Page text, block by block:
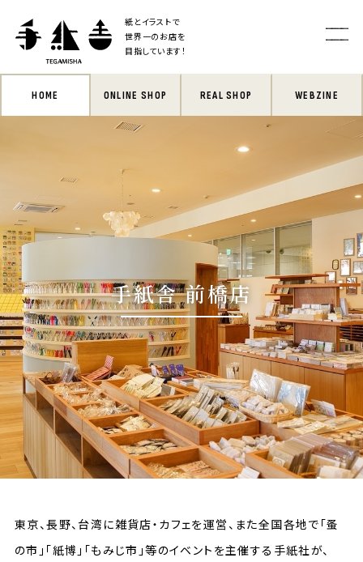
紙とイラストで
世界一のお店を
目指しています！
HOME ONLINE SHOP REAL SHOP WEBZINE
手紙舎 前橋店
東京、長野、台湾に雑貨店・カフェを運営、また全国各地で「蚤
の市」「紙博」「もみじ市」等のイベントを主催する手紙社が、